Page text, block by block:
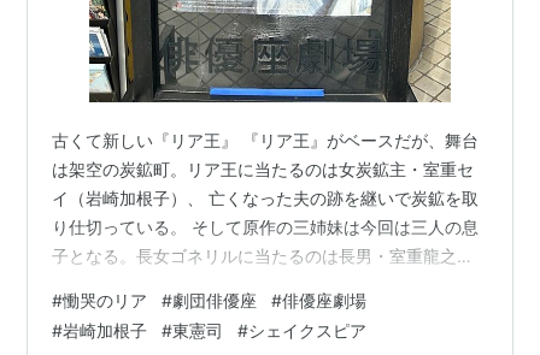
古くて新しい『リア王』 『リア王』がベースだが、舞台
は架空の炭鉱町。リア王に当たるのは女炭鉱主・室重セ
イ（岩崎加根子）、 亡くなった夫の跡を継いで炭鉱を取
り仕切っている。 そして原作の三姉妹は今回は三人の息
子となる。長女ゴネリルに当たるのは長男・室重龍之輔
（田中孝宗）、三女コーディリアに当たるのは三男・文
之輔（野々山貴之）。 そのように舞台設定や性別などが
#慟哭のリア #劇団俳優座 #俳優座劇場
#岩崎加根子 #東憲司 #シェイクスピア